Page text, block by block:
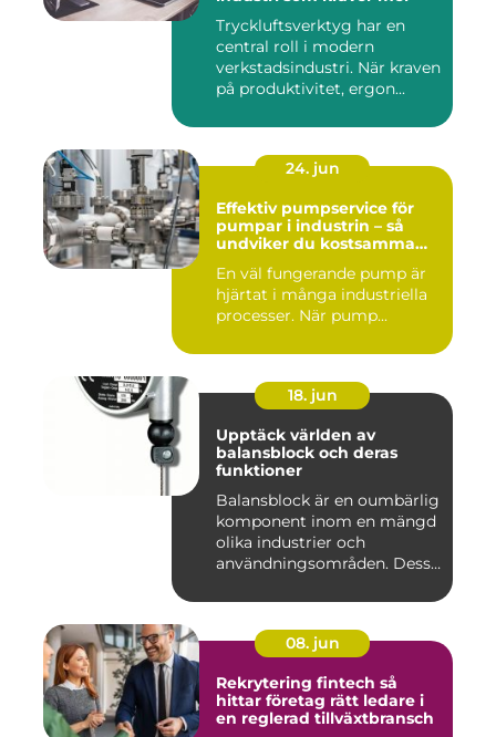
Tryckluftsverktyg har en
central roll i modern
verkstadsindustri. När kraven
på produktivitet, ergon...
24. jun
Effektiv pumpservice för
pumpar i industrin – så
undviker du kostsamma
En väl fungerande pump är
hjärtat i många industriella
processer. När pump...
18. jun
Upptäck världen av
balansblock och deras
funktioner
Balansblock är en oumbärlig
komponent inom en mängd
olika industrier och
användningsområden. Dessa
08. jun
Rekrytering fintech så
hittar företag rätt ledare i
en reglerad tillväxtbransch